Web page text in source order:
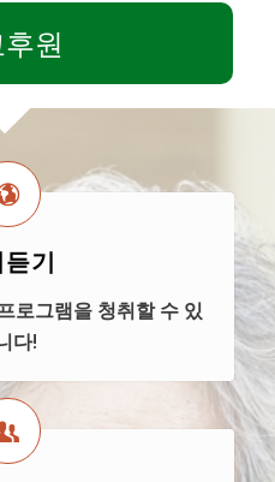
원
기
로그램을 청취할 수 있
다!